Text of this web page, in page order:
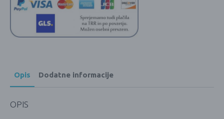
Opis Dodatne informacije
OPIS